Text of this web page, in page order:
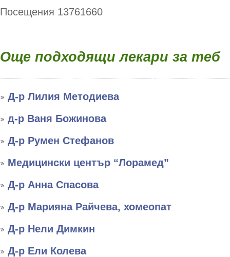
Посещения 13761660
Още подходящи лекари за теб
Д-р Лилия Методиева
д-р Ваня Божинова
Д-р Румен Стефанов
Медицински център “Лорамед”
Д-р Анна Спасова
Д-р Марияна Райчева, хомеопат
Д-р Нели Димкин
Д-р Ели Колева